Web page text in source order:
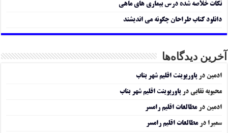
نکات خلاصه شده درس بیماری های ماهی
دانلود کتاب طراحان چگونه می اندیشند
آخرین دیدگاه‌ها
ادمین درپاورپوینت اقلیم شهر بناب
محبوبه نقابی درپاورپوینت اقلیم شهر بناب
ادمین درمطالعات اقلیم رامسر
سمیرا درمطالعات اقلیم رامسر